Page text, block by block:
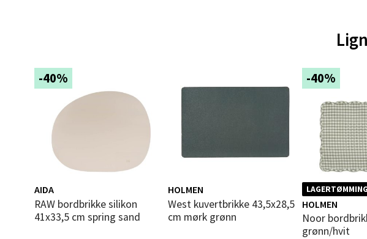
-40%
AIDA
RAW bordbrikke silikon
41x33,5 cm spring sand
HOLMEN
West kuvertbrikke 43,5x28,5
cm mørk grønn
-40%
LAGERTØMMING
HOLMEN
Noor bordbrikke 35x50 cm
grønn/hvit
Bolagsgata 1, 8514 Narvik
0 i butikk
Bergen - Oasen
Folke Bernadottes vei 52,